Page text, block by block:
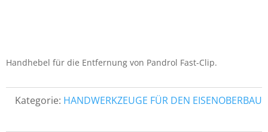
Handhebel für die Entfernung von Pandrol Fast-Clip.
Kategorie: HANDWERKZEUGE FÜR DEN EISENOBERBAU